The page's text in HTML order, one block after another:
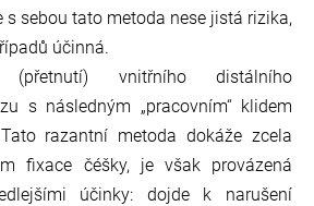
s sebou tato metoda nese jistá rizika,
účinná.
vnitřního distálního
s následným „pracovním“ klidem
razantní metoda dokáže zcela
fixace čéšky, je však provázená
účinky: dojde k narušení